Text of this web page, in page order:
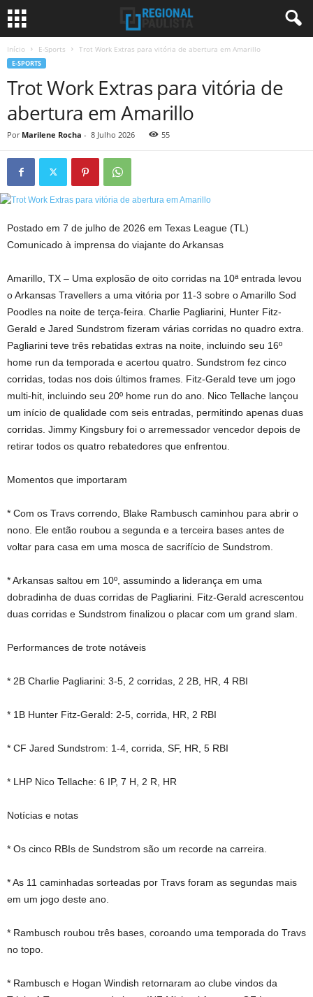
Início E-Sports Trot Work Extras para vitória de abertura em Amarillo
E-SPORTS
Trot Work Extras para vitória de
abertura em Amarillo
Por Marilene Rocha - 8 Julho 2026 55
Postado em 7 de julho de 2026 em Texas League (TL)
Comunicado à imprensa do viajante do Arkansas
Amarillo, TX – Uma explosão de oito corridas na 10ª entrada levou
o Arkansas Travellers a uma vitória por 11-3 sobre o Amarillo Sod
Poodles na noite de terça-feira. Charlie Pagliarini, Hunter Fitz-
Gerald e Jared Sundstrom fizeram várias corridas no quadro extra.
Pagliarini teve três rebatidas extras na noite, incluindo seu 16º
home run da temporada e acertou quatro. Sundstrom fez cinco
corridas, todas nos dois últimos frames. Fitz-Gerald teve um jogo
multi-hit, incluindo seu 20º home run do ano. Nico Tellache lançou
um início de qualidade com seis entradas, permitindo apenas duas
corridas. Jimmy Kingsbury foi o arremessador vencedor depois de
retirar todos os quatro rebatedores que enfrentou.
Momentos que importaram
* Com os Travs correndo, Blake Rambusch caminhou para abrir o
nono. Ele então roubou a segunda e a terceira bases antes de
voltar para casa em uma mosca de sacrifício de Sundstrom.
* Arkansas saltou em 10º, assumindo a liderança em uma
dobradinha de duas corridas de Pagliarini. Fitz-Gerald acrescentou
duas corridas e Sundstrom finalizou o placar com um grand slam.
Performances de trote notáveis
* 2B Charlie Pagliarini: 3-5, 2 corridas, 2 2B, HR, 4 RBI
* 1B Hunter Fitz-Gerald: 2-5, corrida, HR, 2 RBI
* CF Jared Sundstrom: 1-4, corrida, SF, HR, 5 RBI
* LHP Nico Tellache: 6 IP, 7 H, 2 R, HR
Notícias e notas
* Os cinco RBIs de Sundstrom são um recorde na carreira.
* As 11 caminhadas sorteadas por Travs foram as segundas mais
em um jogo deste ano.
* Rambusch roubou três bases, coroando uma temporada do Travs
no topo.
* Rambusch e Hogan Windish retornaram ao clube vindos da